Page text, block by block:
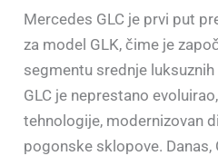
Mercedes GLC je prvi put
za model GLK, čime je
segmentu srednje luksuznih
GLC je neprestano
tehnologije, modernizovan
pogonske sklopove. Danas,